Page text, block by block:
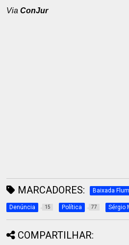
ViaConJur
MARCADORES: Baixada
Denúncia 15 Política 77 Sérgio
COMPARTILHAR: